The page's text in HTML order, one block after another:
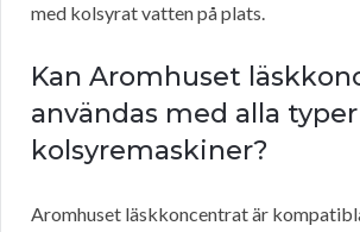
med kolsyrat vatten på plats.
Kan Aromhuset
användas med alla
kolsyremaskiner?
Aromhuset läskkoncentrat är